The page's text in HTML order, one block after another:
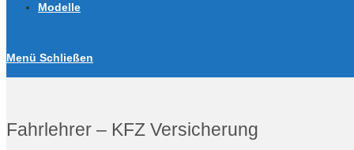
Modelle
Menü Schließen
Fahrlehrer – KFZ Versicherung